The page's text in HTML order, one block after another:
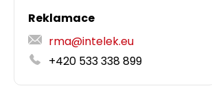
Reklamace
rma@intelek.eu
+420 533 338 899